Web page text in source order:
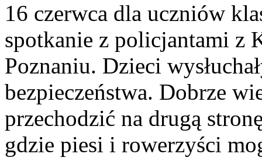
16 czerwca dla uczniów
spotkanie z policjantami z
Poznaniu. Dzieci
bezpieczeństwa. Dobrze
przechodzić na drugą
gdzie piesi i rowerzyści